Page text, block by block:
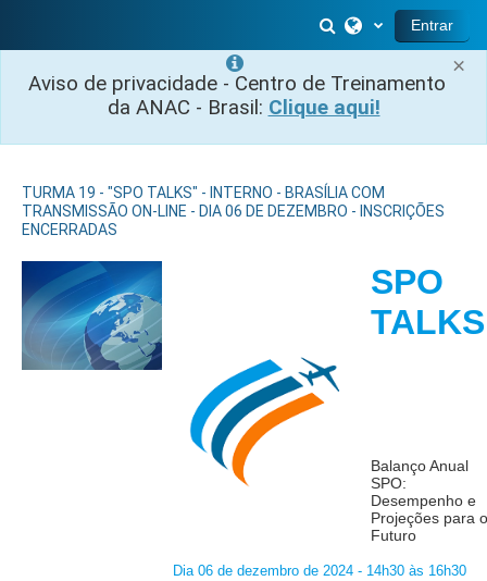
×
Aviso de privacidade - Centro de Treinamento
da ANAC - Brasil: Clique aqui!
Alternar entrada
Entrar
TURMA 19 - "SPO TALKS" - INTERNO - BRASÍLIA COM
TRANSMISSÃO ON-LINE - DIA 06 DE DEZEMBRO - INSCRIÇÕES
ENCERRADAS
SPO
Balanço Anual
SPO:
Desempenho e
Projeções para
Futuro
Dia 06 de dezembro de 2024 - 14h30 às 16h30